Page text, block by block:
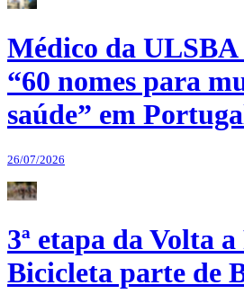
Médico da ULSBA
“60 nomes para
saúde” em
26/07/2026
3ª etapa da Volta
Bicicleta parte de